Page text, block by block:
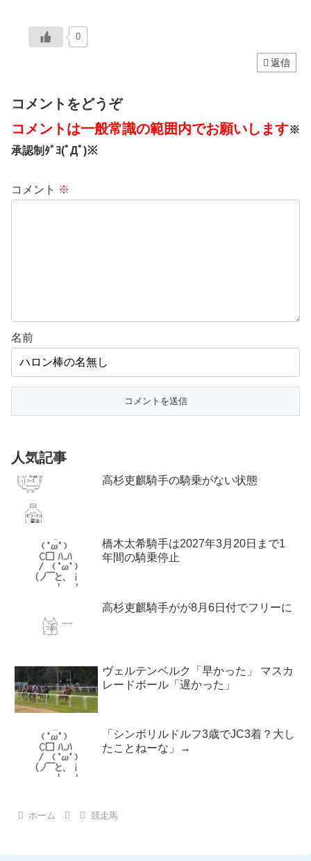
0
返信
コメントをどうぞ
コメントは一般常識の範囲内でお願いします※
承認制ﾀﾞﾖ(ﾟДﾟ)※
コメント ※
名前
人気記事
高杉吏麒騎手の騎乗がない状態
橋木太希騎手は2027年3月20日まで1
年間の騎乗停止
高杉吏麒騎手がが8月6日付でフリーに
ヴェルテンベルク「早かった」 マスカ
レードボール「遅かった」
「シンボリルドルフ3歳でJC3着？大し
たことねーな」→
ホーム 競走馬